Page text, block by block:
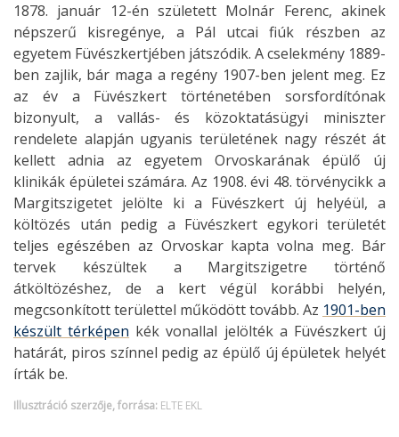
1878. január 12-én született Molnár Ferenc, akinek
népszerű kisregénye, a Pál utcai fiúk részben az
egyetem Füvészkertjében játszódik. A cselekmény 1889-
ben zajlik, bár maga a regény 1907-ben jelent meg. Ez
az év a Füvészkert történetében sorsfordítónak
bizonyult, a vallás- és közoktatásügyi miniszter
rendelete alapján ugyanis területének nagy részét át
kellett adnia az egyetem Orvoskarának épülő új
klinikák épületei számára. Az 1908. évi 48. törvénycikk a
Margitszigetet jelölte ki a Füvészkert új helyéül, a
költözés után pedig a Füvészkert egykori területét
teljes egészében az Orvoskar kapta volna meg. Bár
tervek készültek a Margitszigetre történő
átköltözéshez, de a kert végül korábbi helyén,
megcsonkított területtel működött tovább. Az 1901-ben
készült térképen kék vonallal jelölték a Füvészkert új
határát, piros színnel pedig az épülő új épületek helyét
írták be.
Illusztráció szerzője, forrása: ELTE EKL